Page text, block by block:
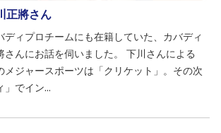
正將さん
ディプロチームにも在籍していた、カバディ
さんにお話を伺いました。 下川さんによる
メジャースポーツは「クリケット」。その次
」でイン...